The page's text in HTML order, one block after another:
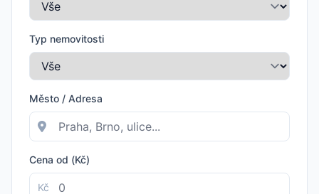
Typ nemovitosti
Město / Adresa
Cena od (Kč)
Kč